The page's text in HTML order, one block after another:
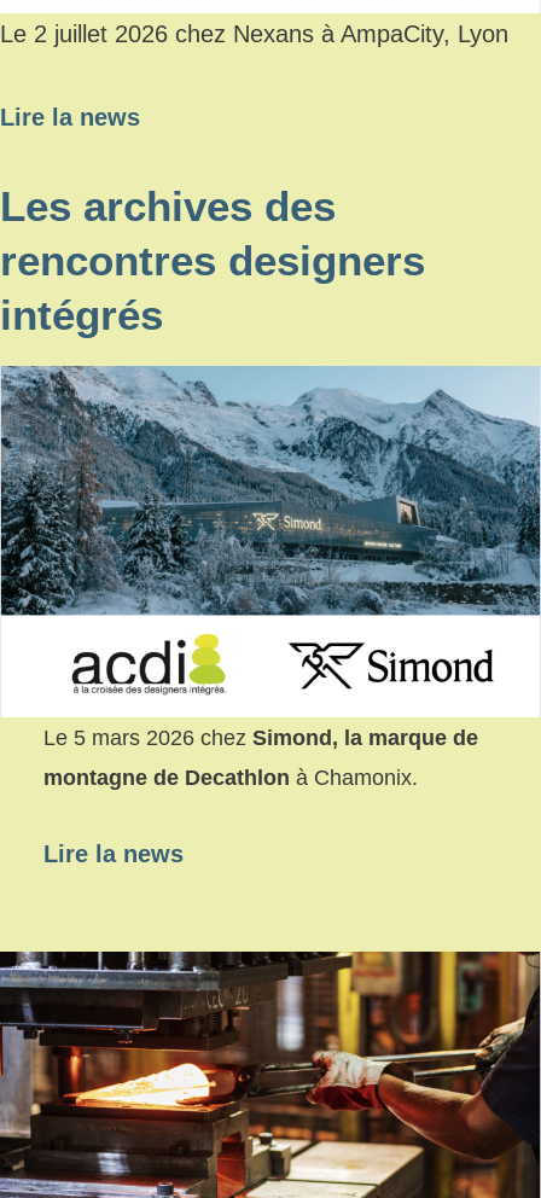
Le 2 juillet 2026 chez Nexans à AmpaCity, Lyon
Lire la news
Les archives des
rencontres designers
intégrés
Le 5 mars 2026 chez Simond, la marque de
montagne de Decathlon à Chamonix.
Lire la news